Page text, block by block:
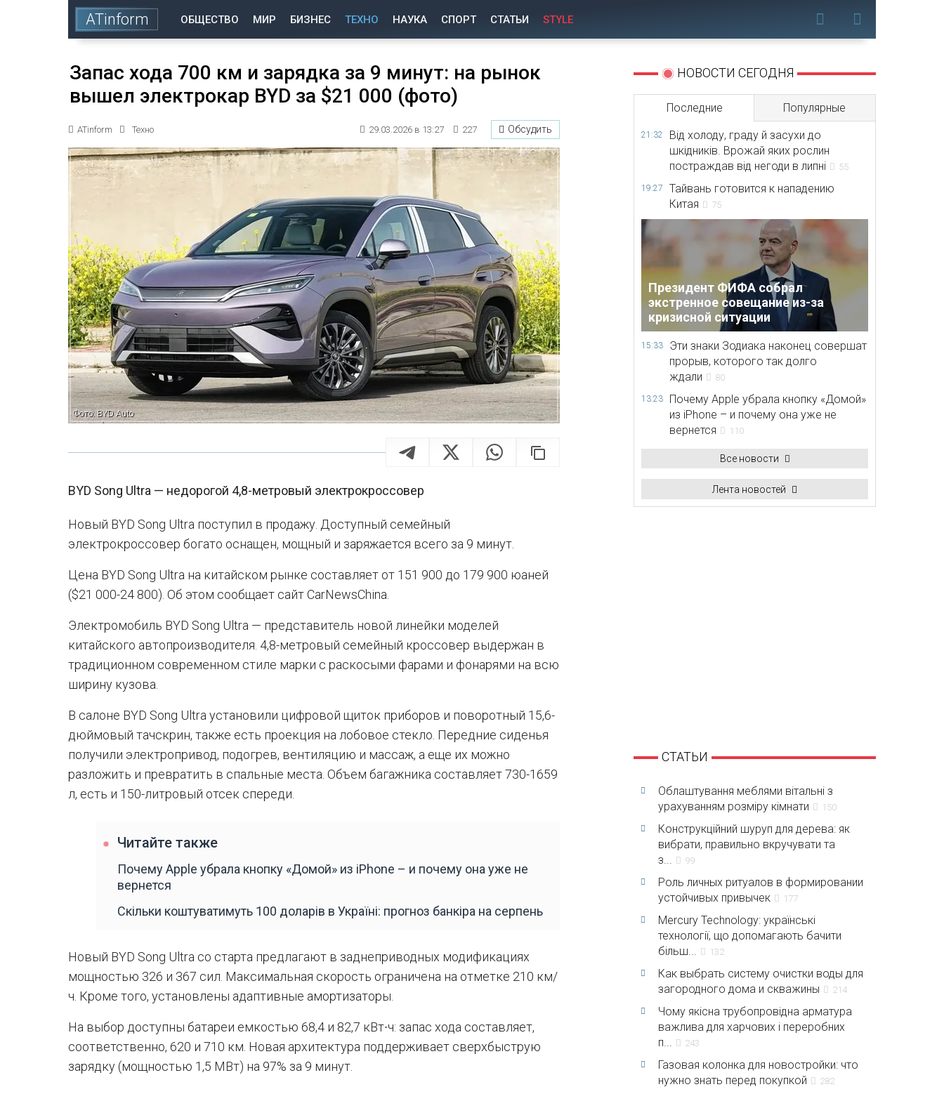
ATinform ОБЩЕСТВО МИР БИЗНЕС ТЕХНО НАУКА СПОРТ СТАТЬИ STYLE
Запас хода 700 км и зарядка за 9 минут: на рынок
вышел электрокар BYD за $21 000 (фото)
ATinform Техно 29.03.2026 в 13:27 227 Обсудить
Фото: BYD Auto
BYD Song Ultra — недорогой 4,8-метровый электрокроссовер
Новый BYD Song Ultra поступил в продажу. Доступный семейный
электрокроссовер богато оснащен, мощный и заряжается всего за 9 минут.
Цена BYD Song Ultra на китайском рынке составляет от 151 900 до 179 900 юаней
($21 000-24 800). Об этом сообщает сайт CarNewsChina.
Электромобиль BYD Song Ultra — представитель новой линейки моделей
китайского автопроизводителя. 4,8-метровый семейный кроссовер выдержан в
традиционном современном стиле марки с раскосыми фарами и фонарями на всю
ширину кузова.
В салоне BYD Song Ultra установили цифровой щиток приборов и поворотный 15,6-
дюймовый тачскрин, также есть проекция на лобовое стекло. Передние сиденья
получили электропривод, подогрев, вентиляцию и массаж, а еще их можно
разложить и превратить в спальные места. Объем багажника составляет 730-1659
л, есть и 150-литровый отсек спереди.
Читайте также
Почему Apple убрала кнопку «Домой» из iPhone – и почему она уже не
вернется
Скільки коштуватимуть 100 доларів в Україні: прогноз банкіра на серпень
Новый BYD Song Ultra со старта предлагают в заднеприводных модификациях
мощностью 326 и 367 сил. Максимальная скорость ограничена на отметке 210 км/
ч. Кроме того, установлены адаптивные амортизаторы.
На выбор доступны батареи емкостью 68,4 и 82,7 кВт∙ч: запас хода составляет,
соответственно, 620 и 710 км. Новая архитектура поддерживает сверхбыструю
зарядку (мощностью 1,5 МВт) на 97% за 9 минут.
НОВОСТИ СЕГОДНЯ
Последние Популярные
21:32
Від холоду, граду й засухи до
шкідників. Врожай яких рослин
постраждав від негоди в липні
55
19:27
Тайвань готовится к нападению
Китая
75
Президент ФИФА собрал
экстренное совещание из-за
кризисной ситуации
15:33
Эти знаки Зодиака наконец совершат
прорыв, которого так долго
ждали
80
13:23
Почему Apple убрала кнопку «Домой»
из iPhone – и почему она уже не
вернется
110
Все новости
Лента новостей
СТАТЬИ
Облаштування меблями вітальні з
урахуванням розміру кімнати
150
Конструкційний шуруп для дерева: як
вибрати, правильно вкручувати та
з...
99
Роль личных ритуалов в формировании
устойчивых привычек
177
Mercury Technology: українські
технології, що допомагають бачити
більш...
132
Как выбрать систему очистки воды для
загородного дома и скважины
214
Чому якісна трубопровідна арматура
важлива для харчових і переробних
п...
243
Газовая колонка для новостройки: что
нужно знать перед покупкой
282